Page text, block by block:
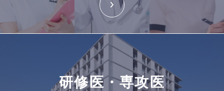
研修医・専攻医